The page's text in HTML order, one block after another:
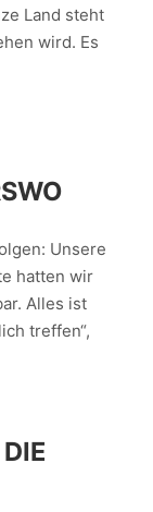
Land steht
wird. Es
Unsere
hatten wir
Alles ist
treffen“,